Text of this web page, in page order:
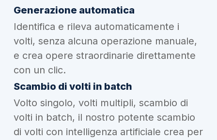
Generazione automatica
Identifica e rileva automaticamente i
volti, senza alcuna operazione manuale,
e crea opere straordinarie direttamente
con un clic.
Scambio di volti in batch
Volto singolo, volti multipli, scambio di
volti in batch, il nostro potente scambio
di volti con intelligenza artificiale crea per